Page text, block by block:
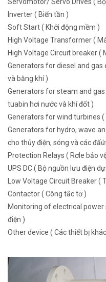
Inverter ( Biến tần )
Soft Start ( Khởi động mềm )
High Voltage Transformer (
High Voltage Circuit breaker (
Generators for diesel and gas
và bằng khí )
Generators for steam and
tuabin hơi nước và khí đốt )
Generators for wind turbines
Generators for hydro, wave
cho thủy điện, sóng và các
Protection Relays ( Rơle bảo
UPS DC ( Bộ nguồn lưu điện
Low Voltage Circuit Breaker (
Contactor ( Công tắc tơ )
Monitoring of electrical
điện )
Other device ( Các thiết bị